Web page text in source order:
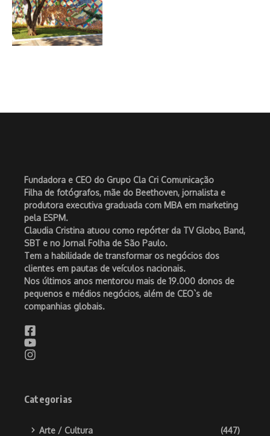
Fundadora e CEO do Grupo Cla Cri Comunicação
Filha de fotógrafos, mãe do Beethoven, jornalista e
produtora executiva graduada com MBA em marketing
pela ESPM.
Claudia Cristina atuou como repórter da TV Globo, Band,
SBT e no Jornal Folha de São Paulo.
Tem a habilidade de transformar os negócios dos
clientes em pautas de veículos nacionais.
Nos últimos anos mentorou mais de 19.000 donos de
pequenos e médios negócios, além de CEO`s de
companhias globais.
Categorias
Arte / Cultura (447)